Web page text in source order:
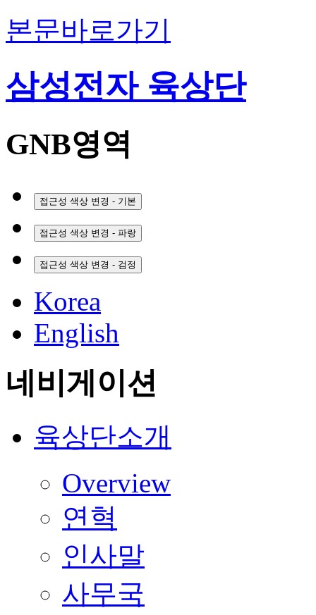
본문바로가기
삼성전자 육상단
GNB영역
접근성 색상 변경 - 기본
접근성 색상 변경 - 파랑
접근성 색상 변경 - 검정
Korea
English
네비게이션
육상단소개
Overview
연혁
인사말
사무국